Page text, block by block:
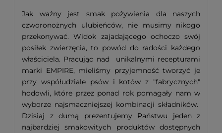
Jak ważny jest smak pożywienia dla naszych
czworonożnych ulubieńców, nie musimy nikogo
przekonywać. Widok zajadającego ochoczo swój
posiłek zwierzęcia, to powód do radości każdego
właściciela. Pracując nad unikalnymi recepturami
marki EMPIRE, mieliśmy przyjemność tworzyć je
przy współudziale psów i kotów z "fabrycznych"
hodowli, które przez ponad rok pomagały nam w
wyborze najsmaczniejszej kombinacji składników.
Dzisiaj z dumą prezentujemy Państwu jeden z
najbardziej smakowitych produktów dostępnych